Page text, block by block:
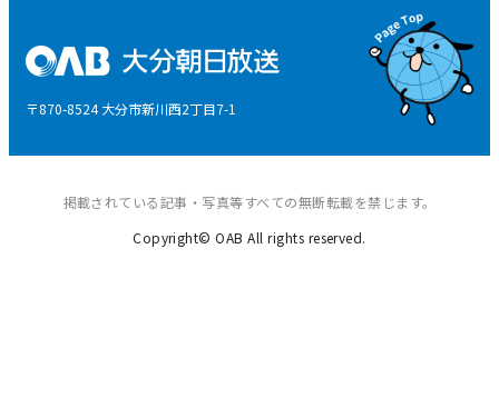
特定商取引に関する法律による表示
〒870-8524 大分市新川西2丁目7-1
掲載されている記事・写真等すべての無断転載を禁じます。
Copyright© OAB All rights reserved.